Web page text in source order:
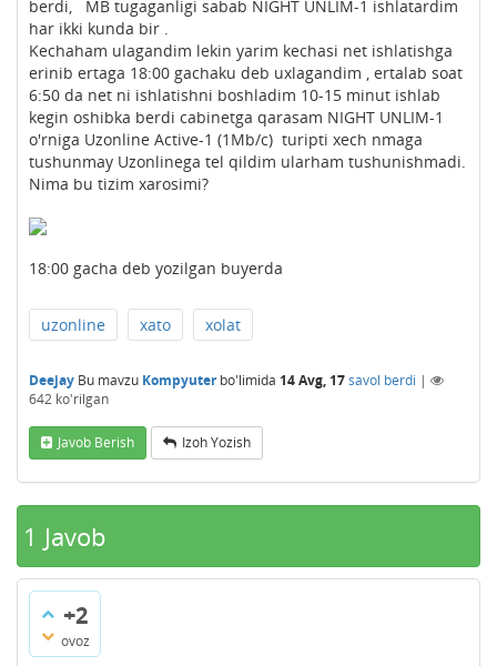
berdi, MB tugaganligi sabab NIGHT UNLIM-1 ishlatardim
har ikki kunda bir .
Kechaham ulagandim lekin yarim kechasi net ishlatishga
erinib ertaga 18:00 gachaku deb uxlagandim , ertalab soat
6:50 da net ni ishlatishni boshladim 10-15 minut ishlab
kegin oshibka berdi cabinetga qarasam NIGHT UNLIM-1
o'rniga Uzonline Active-1 (1Mb/c) turipti xech nmaga
tushunmay Uzonlinega tel qildim ularham tushunishmadi.
Nima bu tizim xarosimi?
18:00 gacha deb yozilgan buyerda
uzonline xato xolat
Deejay Bu mavzu Kompyuterbo'limida 14 Avg, 17savol berdi |
642 ko'rilgan
Javob Berish Izoh Yozish
1 Javob
+2
ovoz